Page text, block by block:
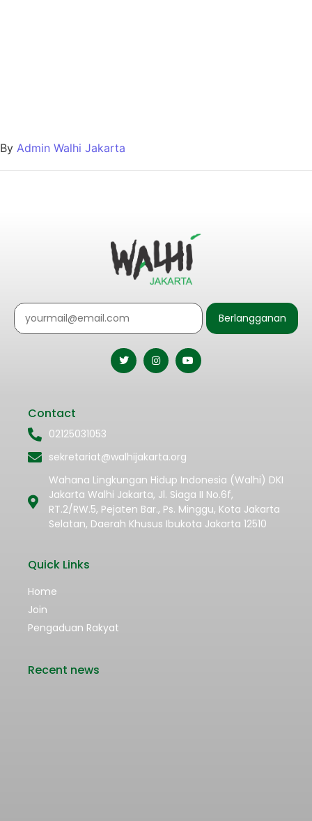
By Admin Walhi Jakarta
Berlangganan
Contact
02125031053
sekretariat@walhijakarta.org
Wahana Lingkungan Hidup Indonesia (Walhi) DKI
Jakarta Walhi Jakarta, Jl. Siaga II No.6f,
RT.2/RW.5, Pejaten Bar., Ps. Minggu, Kota Jakarta
Selatan, Daerah Khusus Ibukota Jakarta 12510
Quick Links
Home
Join
Pengaduan Rakyat
Recent news